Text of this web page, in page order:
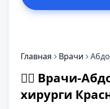
Главная Врачи
👨‍⚕️ Врачи-
хирурги